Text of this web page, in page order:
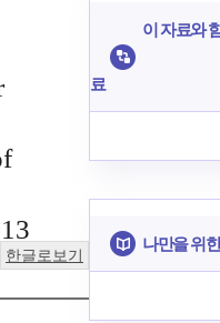
한글로보기
이 자료와
료
나만을 위